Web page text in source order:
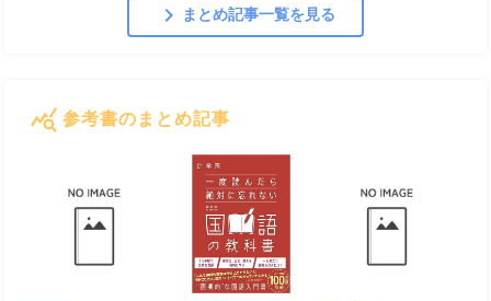
chevron_right まとめ記事一覧を見る
query_stats 参考書のまとめ記事